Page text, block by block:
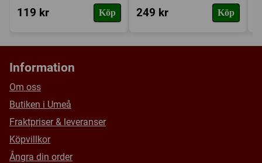
119 kr Köp 249 kr Köp
Information
Om oss
Butiken i Umeå
Fraktpriser & leveranser
Köpvillkor
Ångra din order